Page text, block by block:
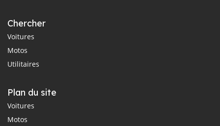
Chercher
Voitures
Motos
Utilitaires
Plan du site
Voitures
Motos